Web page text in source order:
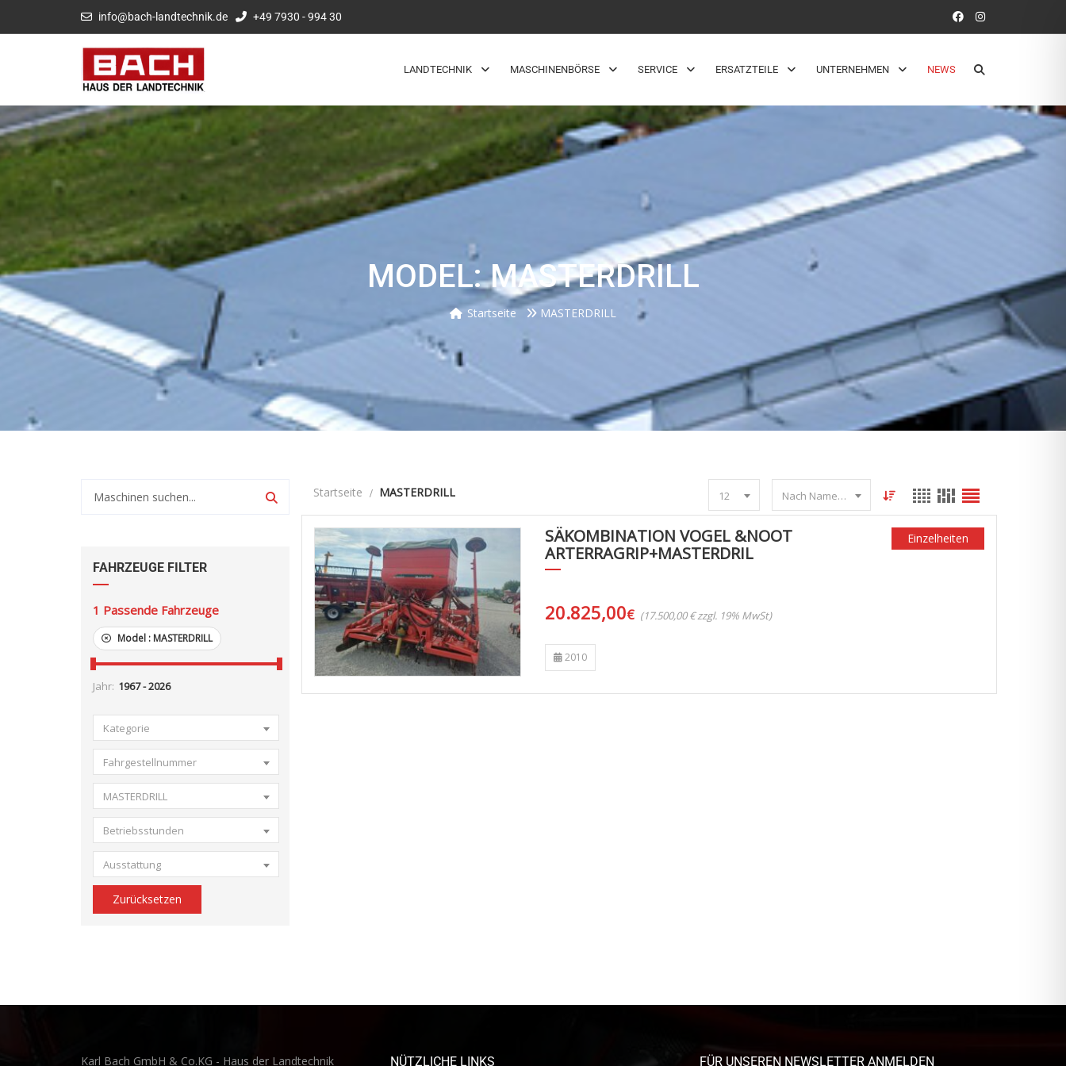
info@bach-landtechnik.de +49 7930 - 994 30
LANDTECHNIK MASCHINENBÖRSE SERVICE ERSATZTEILE UNTERNEHMEN NEWS
MODEL: MASTERDRILL
Startseite MASTERDRILL
FAHRZEUGE FILTER
1 Passende Fahrzeuge
Model : MASTERDRILL
Jahr:
Kategorie
Fahrgestellnummer
MASTERDRILL
Betriebsstunden
Ausstattung
Zurücksetzen
Startseite MASTERDRILL 12 Nach Name sortieren
SÄKOMBINATION VOGEL &NOOT
ARTERRAGRIP+MASTERDRIL
20.825,00€ (17.500,00 € zzgl. 19% MwSt)
Einzelheiten
2010
Karl Bach GmbH & Co.KG - Haus der Landtechnik NÜTZLICHE LINKS FÜR UNSEREN NEWSLETTER ANMELDEN